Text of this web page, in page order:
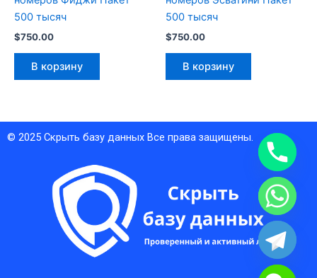
500 тысяч
$750.00
В корзину
500 тысяч
$750.00
В корзину
© 2025 Скрыть базу данных Все права защищены.